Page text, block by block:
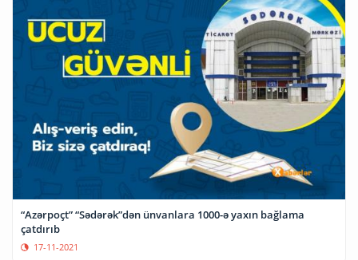
“Azərpoçt” “Sədərək”dən ünvanlara 1000-ə yaxın bağlama
çatdırıb
17-11-2021